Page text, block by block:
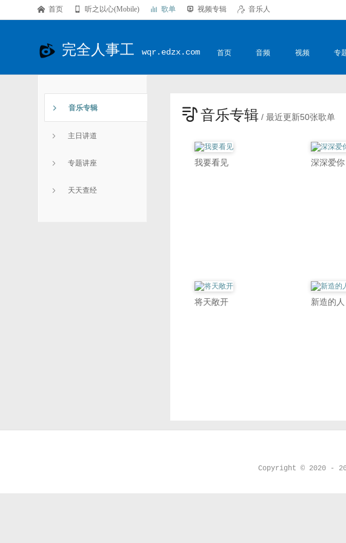
 首页  听之以心(Mobile)  歌单  视频专辑  音乐人
完全人事工 wqr.edzx.com 首页 音频 视频 专
 音乐专辑
 主日讲道
 专题讲座
 天天查经
 音乐专辑 / 最近更新50张歌单
我要看见 深深爱你
将天敞开 新造的人
Copyright © 2020 -